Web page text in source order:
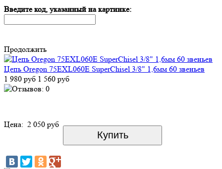
Введите код, указанный на картинке:
Продолжить
Цепь Oregon 75EXL060E SuperChisel 3/8" 1,6мм 60 звеньев
1 980 руб 1 560 руб
Цена: 2 050 руб